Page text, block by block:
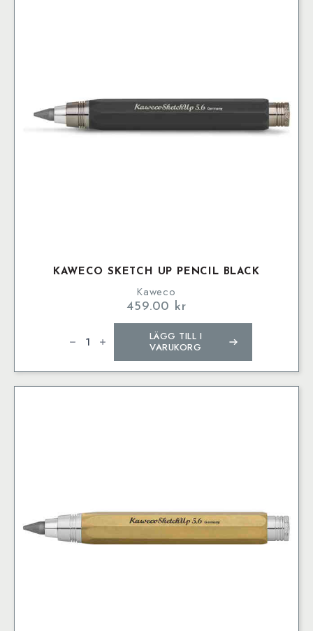
KAWECO SKETCH UP PENCIL BLACK
Kaweco
459.00 kr
SKETCH
UP
mängd
LÄGG TILL I
VARUKORG